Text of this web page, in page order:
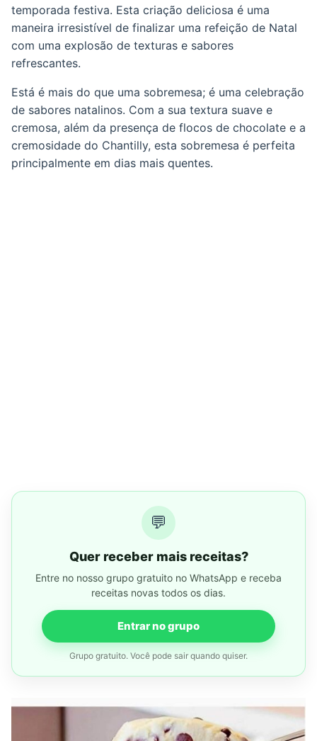
temporada festiva. Esta criação deliciosa é uma
maneira irresistível de finalizar uma refeição de Natal
com uma explosão de texturas e sabores
refrescantes.
Está é mais do que uma sobremesa; é uma celebração
de sabores natalinos. Com a sua textura suave e
cremosa, além da presença de flocos de chocolate e a
cremosidade do Chantilly, esta sobremesa é perfeita
principalmente em dias mais quentes.
💬
Quer receber mais receitas?
Entre no nosso grupo gratuito no WhatsApp e receba
receitas novas todos os dias.
Entrar no grupo
Grupo gratuito. Você pode sair quando quiser.